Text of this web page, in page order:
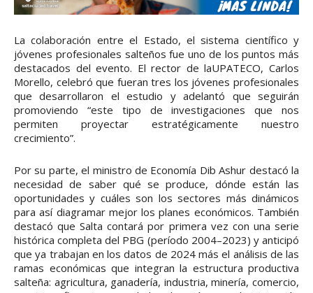
La colaboración entre el Estado, el sistema científico y
jóvenes profesionales salteños fue uno de los puntos más
destacados del evento. El rector de laUPATECO, Carlos
Morello, celebró que fueran tres los jóvenes profesionales
que desarrollaron el estudio y adelantó que seguirán
promoviendo “este tipo de investigaciones que nos
permiten proyectar estratégicamente nuestro
crecimiento”.
Por su parte, el ministro de Economía Dib Ashur destacó la
necesidad de saber qué se produce, dónde están las
oportunidades y cuáles son los sectores más dinámicos
para así diagramar mejor los planes económicos. También
destacó que Salta contará por primera vez con una serie
histórica completa del PBG (período 2004–2023) y anticipó
que ya trabajan en los datos de 2024 más el análisis de las
ramas económicas que integran la estructura productiva
salteña: agricultura, ganadería, industria, minería, comercio,